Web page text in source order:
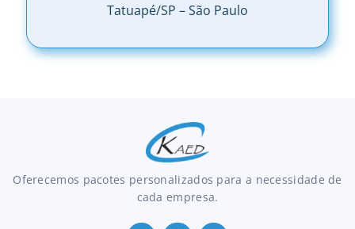
Tatuapé/SP – São Paulo
Oferecemos pacotes personalizados para a necessidade de
cada empresa.